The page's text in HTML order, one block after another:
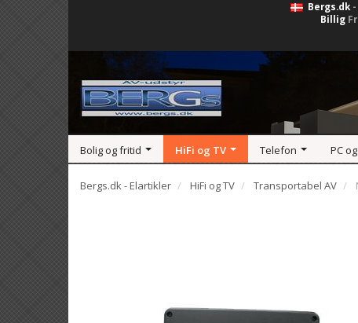
Bergs.dk-
Billig
Bolig og fritid HiFi og TV Telefon PC
Bergs.dk - Elartikler HiFi og TV Transportabel AV